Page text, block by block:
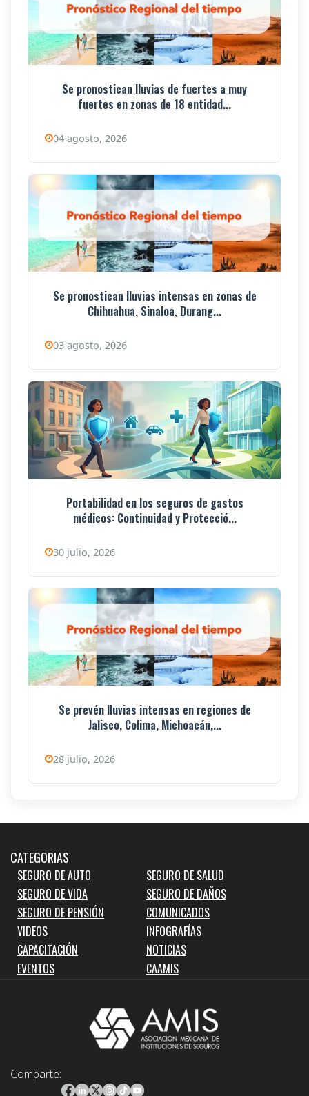
Se pronostican lluvias de fuertes a muy
fuertes en zonas de 18 entidad...
04 agosto, 2026
Se pronostican lluvias intensas en zonas de
Chihuahua, Sinaloa, Durang...
03 agosto, 2026
Portabilidad en los seguros de gastos
médicos: Continuidad y Protecció...
30 julio, 2026
Se prevén lluvias intensas en regiones de
Jalisco, Colima, Michoacán,...
28 julio, 2026
CATEGORIAS
SEGURO DE AUTO
SEGURO DE SALUD
SEGURO DE VIDA
SEGURO DE DAÑOS
SEGURO DE PENSIÓN
COMUNICADOS
VIDEOS
INFOGRAFÍAS
CAPACITACIÓN
NOTICIAS
EVENTOS
CAAMIS
Comparte: